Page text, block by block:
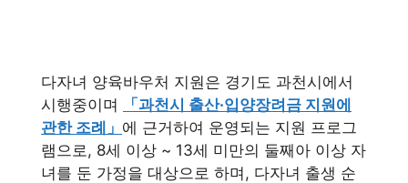
다자녀 양육바우처 지원은 경기도 과천시에서
시행중이며
「과천시 출산·입양장려금 지원에
관한 조례」 에 근거하여 운영되는 지원 프로그
램으로, 8세 이상 ~ 13세 미만의 둘째아 이상 자
녀를 둔 가정을 대상으로 하며, 다자녀 출생 순